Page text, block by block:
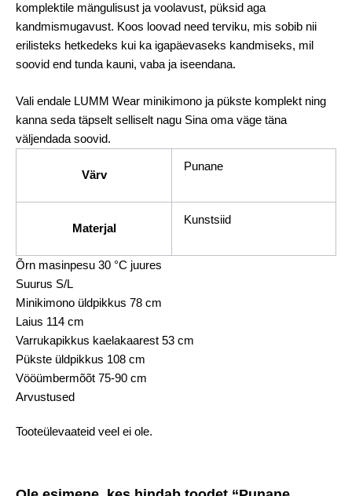
komplektile mängulisust ja voolavust, püksid aga
kandmismugavust. Koos loovad need terviku, mis sobib nii
erilisteks hetkedeks kui ka igapäevaseks kandmiseks, mil
soovid end tunda kauni, vaba ja iseendana.
Vali endale LUMM Wear minikimono ja pükste komplekt ning
kanna seda täpselt selliselt nagu Sina oma väge täna
väljendada soovid.
Värv
Punane
Materjal
Kunstsiid
Õrn masinpesu 30 °C juures
Suurus S/L
Minikimono üldpikkus 78 cm
Laius 114 cm
Varrukapikkus kaelakaarest 53 cm
Pükste üldpikkus 108 cm
Vööümbermõõt 75-90 cm
Arvustused
Tooteülevaateid veel ei ole.